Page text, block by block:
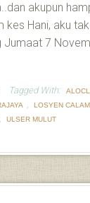
akupun
Hani, aku
Jumaat 7
Tagged With:
, LOSYEN
, ULSER MULUT